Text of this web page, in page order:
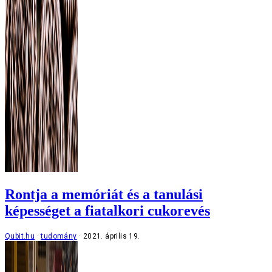
Rontja a memóriát és a tanulási
képességet a fiatalkori cukorevés
Qubit.hu tudomány 2021. április 19.